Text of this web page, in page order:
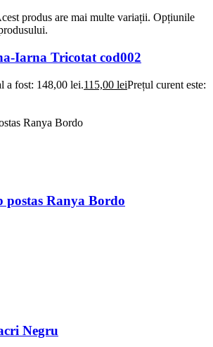
produs are mai multe variații. Opțiunile
Iarna Tricotat cod002
a fost: 148,00 lei.115,00 leiPrețul curent este:
postas Ranya Bordo
Negru